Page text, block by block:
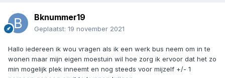
Bknummer19
Geplaatst: 19 november 2021
Hallo iedereen ik wou vragen als ik een werk bus neem om in te
wonen maar mijn eigen moestuin wil hoe zorg ik ervoor dat het zo
min mogelijk plek inneemt en nog steeds voor mijzelf +/- 1